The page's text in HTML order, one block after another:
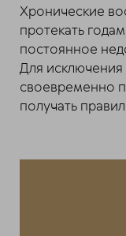
Хронические
протекать
постоянное
Для
своевременно
получать